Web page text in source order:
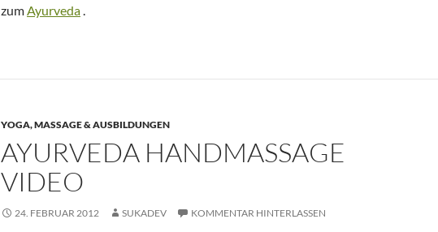
zumAyurveda.
YOGA, MASSAGE & AUSBILDUNGEN
AYURVEDA HANDMASSAGE
VIDEO
24. FEBRUAR 2012 SUKADEV KOMMENTAR HINTERLASSEN